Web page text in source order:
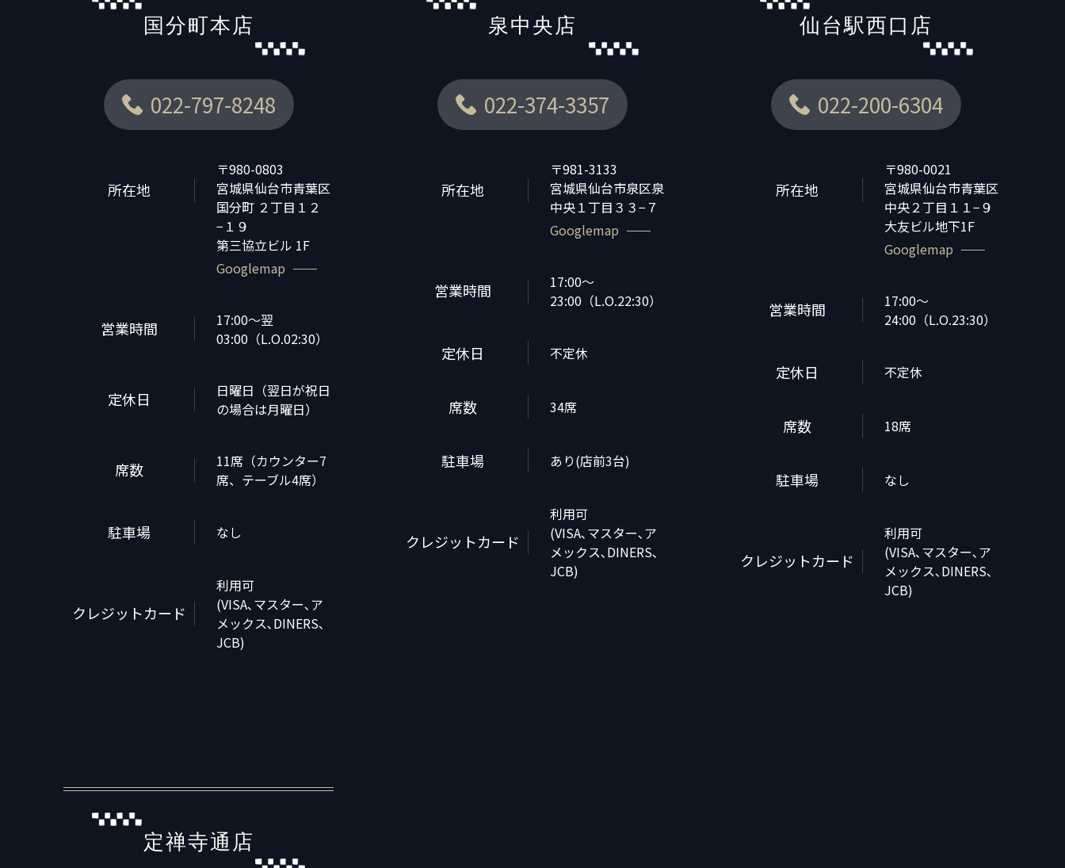
国分町本店
022-797-8248
所在地
〒980-0803
宮城県仙台市青葉区
国分町 ２丁目１２
−１９
第三協立ビル 1F
Googlemap
営業時間
17:00〜翌
03:00（L.O.02:30）
定休日
日曜日（翌日が祝日
の場合は月曜日）
席数
11席（カウンター7
席、テーブル4席）
駐車場 なし
クレジットカード
利用可
(VISA､マスター､ア
メックス､DINERS､
JCB)
泉中央店
022-374-3357
所在地
〒981-3133
宮城県仙台市泉区泉
中央１丁目３３−７
Googlemap
営業時間
17:00～
23:00（L.O.22:30）
定休日 不定休
席数 34席
駐車場 あり(店前3台)
クレジットカード
利用可
(VISA､マスター､ア
メックス､DINERS､
JCB)
仙台駅西口店
022-200-6304
所在地
〒980-0021
宮城県仙台市青葉区
中央２丁目１１−９
大友ビル地下1F
Googlemap
営業時間
17:00～
24:00（L.O.23:30）
定休日 不定休
席数 18席
駐車場 なし
クレジットカード
利用可
(VISA､マスター､ア
メックス､DINERS､
JCB)
定禅寺通店